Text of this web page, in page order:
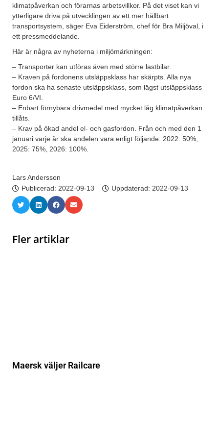
klimatpåverkan och förarnas arbetsvillkor. På det viset kan vi
ytterligare driva på utvecklingen av ett mer hållbart
transportsystem, säger Eva Eiderström, chef för Bra Miljöval, i
ett pressmeddelande.
Här är några av nyheterna i miljömärkningen:
– Transporter kan utföras även med större lastbilar.
– Kraven på fordonens utsläppsklass har skärpts. Alla nya
fordon ska ha senaste utsläppsklass, som lägst utsläppsklass
Euro 6/VI.
– Enbart förnybara drivmedel med mycket låg klimatpåverkan
tillåts.
– Krav på ökad andel el- och gasfordon. Från och med den 1
januari varje år ska andelen vara enligt följande: 2022: 50%,
2025: 75%, 2026: 100%.
Lars Andersson
Publicerad: 2022-09-13 Uppdaterad: 2022-09-13
Fler artiklar
Maersk väljer Railcare